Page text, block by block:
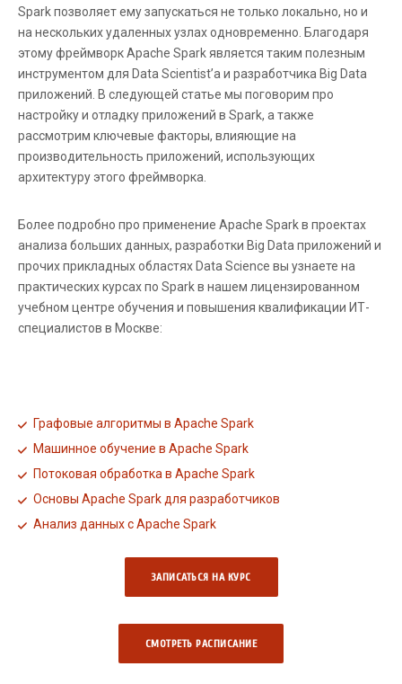
Spark позволяет ему запускаться не только локально, но и
на нескольких удаленных узлах одновременно. Благодаря
этому фреймворк Apache Spark является таким полезным
инструментом для Data Scientist’а и разработчика Big Data
приложений. В следующей статье мы поговорим про
настройку и отладку приложений в Spark, а также
рассмотрим ключевые факторы, влияющие на
производительность приложений, использующих
архитектуру этого фреймворка.
Более подробно про применение Apache Spark в проектах
анализа больших данных, разработки Big Data приложений и
прочих прикладных областях Data Science вы узнаете на
практических курсах по Spark в нашем лицензированном
учебном центре обучения и повышения квалификации ИТ-
специалистов в Москве:
Графовые алгоритмы в Apache Spark
Машинное обучение в Apache Spark
Потоковая обработка в Apache Spark
Основы Apache Spark для разработчиков
Анализ данных с Apache Spark
ЗАПИСАТЬСЯ НА КУРС
СМОТРЕТЬ РАCПИСАНИЕ